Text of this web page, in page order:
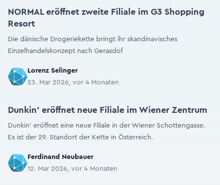
NORMAL eröffnet zweite Filiale im G3 Shopping
Resort
Die dänische Drogeriekette bringt ihr skandinavisches
Einzelhandelskonzept nach Gerasdof
Lorenz Selinger
23. Mar 2026, vor 4 Monaten
Dunkin’ eröffnet neue Filiale im Wiener Zentrum
Dunkin’ eröffnet eine neue Filiale in der Wiener Schottengasse.
Es ist der 29. Standort der Kette in Österreich.
Ferdinand Neubauer
12. Mar 2026, vor 4 Monaten